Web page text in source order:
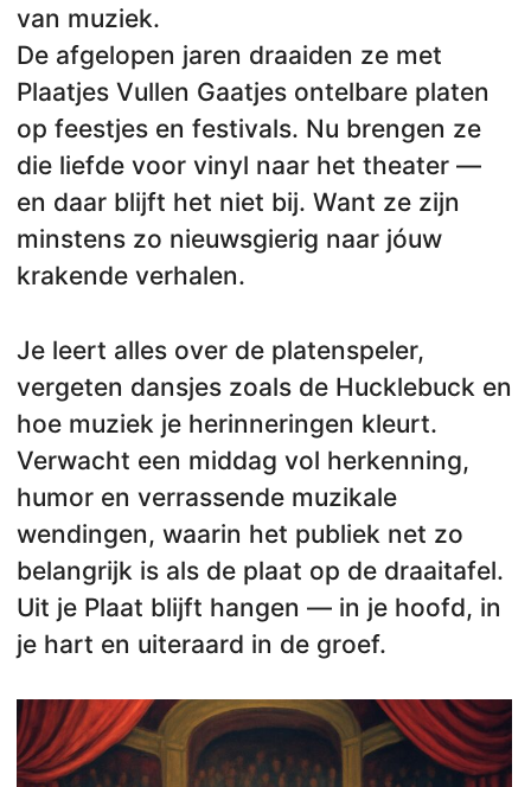
van muziek.
De afgelopen jaren draaiden ze met
Plaatjes Vullen Gaatjes ontelbare platen
op feestjes en festivals. Nu brengen ze
die liefde voor vinyl naar het theater —
en daar blijft het niet bij. Want ze zijn
minstens zo nieuwsgierig naar jóuw
krakende verhalen.
Je leert alles over de platenspeler,
vergeten dansjes zoals de Hucklebuck en
hoe muziek je herinneringen kleurt.
Verwacht een middag vol herkenning,
humor en verrassende muzikale
wendingen, waarin het publiek net zo
belangrijk is als de plaat op de draaitafel.
Uit je Plaat blijft hangen — in je hoofd, in
je hart en uiteraard in de groef.